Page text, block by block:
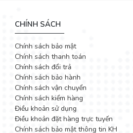
CHÍNH SÁCH
Chính sách bảo mật
Chính sách thanh toán
Chính sách đổi trả
Chính sách bảo hành
Chính sách vận chuyển
Chính sách kiểm hàng
Điều khoản sử dụng
Điều khoản đặt hàng trực tuyến
Chính sách bảo mật thông tin KH